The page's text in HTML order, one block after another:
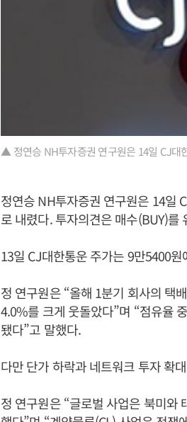
▲ 정연승 NH투자증권 연구원은 14일 CJ대
정연승 NH투자증권 연구원은 14일
로 내렸다. 투자의견은 매수(BUY)를
13일 CJ대한통운 주가는 9만5400
정 연구원은 “올해 1분기 회사의 택
4.0%를 크게 웃돌았다”며 “점유율
됐다”고 말했다.
다만 단가 하락과 네트워크 투자 확
정 연구원은 “글로벌 사업은 북미와